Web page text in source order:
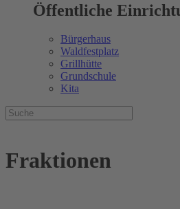
Öffentliche
Bürgerhaus
Waldfestplatz
Grillhütte
Grundschule
Kita
Fraktionen